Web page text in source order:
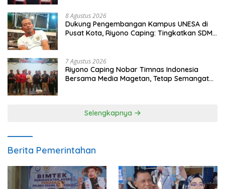
8 Agustus 2026
Dukung Pengembangan Kampus UNESA di
Pusat Kota, Riyono Caping: Tingkatkan SDM
7 Agustus 2026
Riyono Caping Nobar Timnas Indonesia
Bersama Media Magetan, Tetap Semangat
Selengkapnya
Berita Pemerintahan